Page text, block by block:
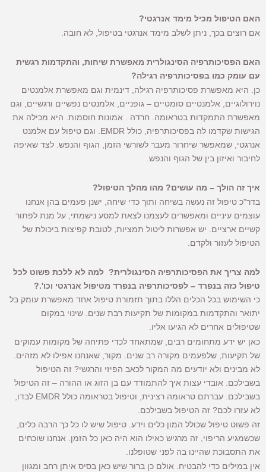
האם הטיפול מכיל מימד אנרגטי?
אם רוצים בכך, ניתן לשלב מימד אנרגטי בטיפול, לא חובה.
האם הפסיכותרפיה הסינגולרית מאפשרת שיחות, והתקדמות רגשית
עם עומק כמו בפסיכותרפיה רגילה?
כן. היא מאפשרת פסיכותרפיה רגילה, דינמית וגם מאפשרת אלמנטים
נוירולוגיים, אלמנטיים סומטיים – גופניים, אלמנטים נפשיים ורגשיים, וגם
מאפשרת התמקדות בטראומה. חרדה . אמונות חוסמות. היא מכילה את
הגישות שקדמו לה בפסיכותרפיה, כולל EMDR. וגם טיפול עם אלמנט
אנרגטי, שמאפשר שיחרור מעבר לשורשי הזמן, הגוף והנפש. לצד שאיפה
לחיבור ואיזון בין של הגוף והנפש.
איך זה הולך – מה עושים? מהו מהלך הטיפול?
בדר"כ טיפול זה נעשה בשיחה ותוך כדי שיחה, ישנן פעמים בהן אנחנו
עוצמים עיניים ומאפשרים לעצמנו לצאת למסע נישמתי, על מנת לפתור
קשיים ארציים. יש אפשרות ליטול תמציות, לטובת קפיצות ביכולת של
הטיפול לעזור ולקדם.
למה צריך את הפסיכותרפיה הסינגולרית? למה לא ללכת פשוט לכל
טיפול כזה בנפרד – לפסיכותרפיה בנפרד מטיפול אנרגטי וכו'.?
כי השימוש בכל הכלים הללו בתוך תזמורת טיפול אחד מאפשרת עומק בל
יתואר והתקדמות במקומות של תקיעות רבת שנים. שינוי במקום
שטיפולים אחרים לא הגיעו אליו.
כאן יש ידע מתחומים רבים, שמתאחד לכדי פתיחה של מקומות עמוקים
של תקיעות, שלפעמים מקורה רב שנים. מקור, שאנחנו אפילו לא מזהים.
לא מבינים ולא יודעים מה המקור לכאב הפיזי והרגשי? זה הטיפול
בשבילכם. אובדי עצות איך להתמודד עם בן הזוג או ההורה – זה הטיפול
בשבילכם. עברתם טראומה רצינית, וטיפול בטראומה כולל EMDR לבדו,
לא עזרו לכם? זה הטיפול בשבילכם.
זה פשוט טיפול שכולל המון כלים וידע. טיפול שיש לו כל כך הרבה כלים,
שכשמגיע הריפוי, זה מרגיש כאילו הוא היה כאן כל הזמן. אנחנו שוכחים
את התסבוכת שהיינו בה לפני שטופלנו.
אין במילים כדי להבטיח. אולם כן ברור שיש כאן בסיס איתן רחב ומגוון